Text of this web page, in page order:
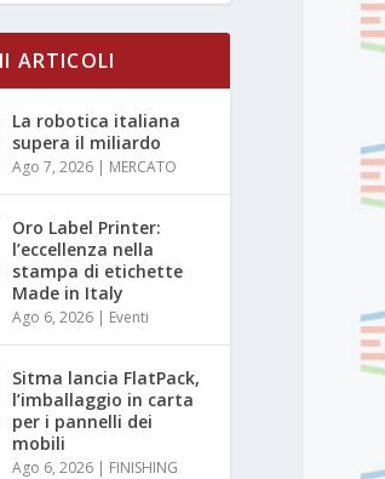
ARTICOLI
La robotica italiana
supera il miliardo
Ago 7, 2026 | MERCATO
Oro Label Printer:
l’eccellenza nella
stampa di etichette
Made in Italy
Ago 6, 2026 | Eventi
Sitma lancia FlatPack,
l’imballaggio in carta
per i pannelli dei
mobili
Ago 6, 2026 | FINISHING